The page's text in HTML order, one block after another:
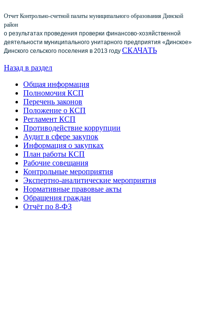
Отчет Контрольно-счетной палаты муниципального образования Динской
район
о результатах проведения проверки финансово-хозяйственной
деятельности муниципального унитарного предприятия «Динское»
Динского сельского поселения в 2013 году СКАЧАТЬ
Назад в раздел
Общая информация
Полномочия КСП
Перечень законов
Положение о КСП
Регламент КСП
Противодействие коррупции
Аудит в сфере закупок
Информация о закупках
План работы КСП
Рабочие совещания
Контрольные мероприятия
Экспертно-аналитические мероприятия
Нормативные правовые акты
Обращения граждан
Отчёт по 8-ФЗ